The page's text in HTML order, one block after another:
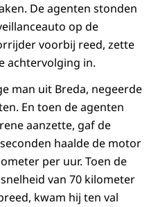
De agenten stonden
op de
voorbij reed, zette
achtervolging in.
man uit Breda, negeerde
En toen de agenten
aanzette, gaf de
haalde de motor
per uur. Toen de
van 70 kilometer
kwam hij ten val